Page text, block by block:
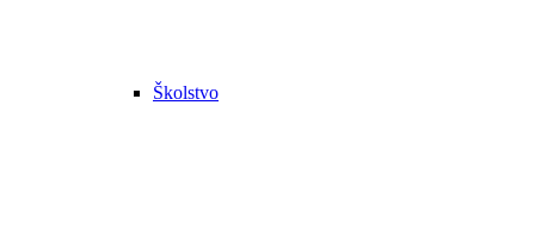
Školstvo